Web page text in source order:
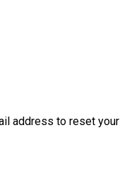
address to reset your